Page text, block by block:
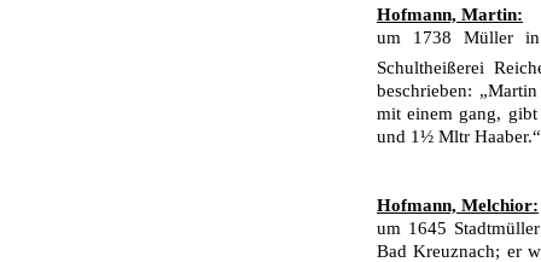
Hofmann, Martin:
um 1738 Müller
Schultheißerei
beschrieben:
mit einem gang,
und 1½ Mltr Haaber.“
Hofmann, Melchior:
um 1645
Bad Kreuznach; er